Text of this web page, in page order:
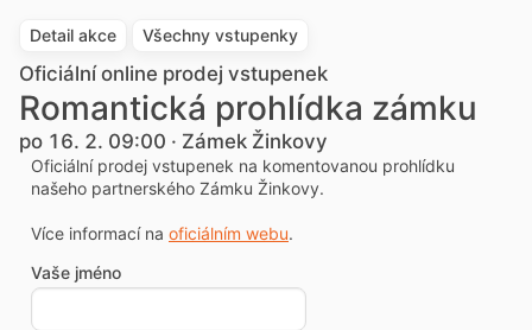
Detail akce Všechny vstupenky
Oficiální online prodej vstupenek
Romantická prohlídka zámku
po 16. 2. 09:00 · Zámek Žinkovy
Oficiální prodej vstupenek na komentovanou prohlídku
našeho partnerského Zámku Žinkovy.
Více informací na oficiálním webu.
Vaše jméno